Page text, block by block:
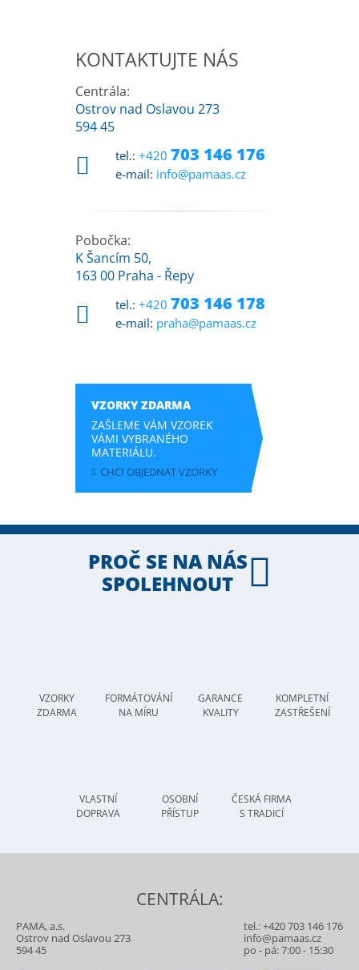
KONTAKTUJTE NÁS
Centrála:
Ostrov nad Oslavou 273
594 45
tel.: +420 703 146 176
e-mail: info@pamaas.cz
Pobočka:
K Šancím 50,
163 00 Praha - Řepy
tel.: +420 703 146 178
e-mail: praha@pamaas.cz
VZORKY ZDARMA
ZAŠLEME VÁM VZOREK
VÁMI VYBRANÉHO
MATERIÁLU.
CHCI OBJEDNAT VZORKY
PROČ SE NA NÁS
SPOLEHNOUT
VZORKY
ZDARMA
FORMÁTOVÁNÍ
NA MÍRU
GARANCE
KVALITY
KOMPLETNÍ
ZASTŘEŠENÍ
VLASTNÍ
DOPRAVA
OSOBNÍ
PŘÍSTUP
ČESKÁ FIRMA
S TRADICÍ
CENTRÁLA:
PAMA, a.s.
Ostrov nad Oslavou 273
594 45
tel.:+420 703 146 176
info@pamaas.cz
po - pá: 7:00 - 15:30